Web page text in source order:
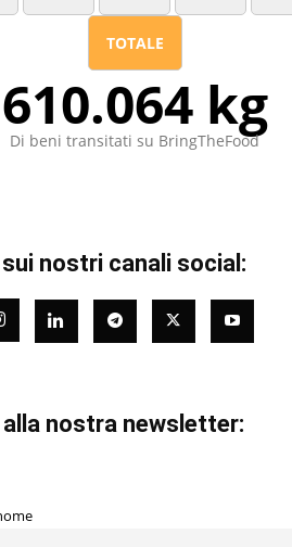
TOTALE
610.064 kg
Di beni transitati su BringTheFood
nostri canali social:
nostra newsletter: